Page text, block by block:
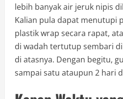
lebih banyak air jeruk nipis
Kalian pula dapat menutupi
plastik wrap secara rapat,
di wadah tertutup sembari
di atasnya. Dengan begitu,
sampai satu ataupun 2 hari